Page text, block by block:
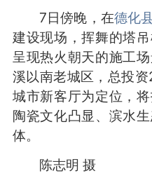
7日傍晚，在德化
建设现场，挥舞的塔
呈现热火朝天的施工
溪以南老城区，总投资
城市新客厅为定位，
陶瓷文化凸显、滨水
体。
陈志明 摄